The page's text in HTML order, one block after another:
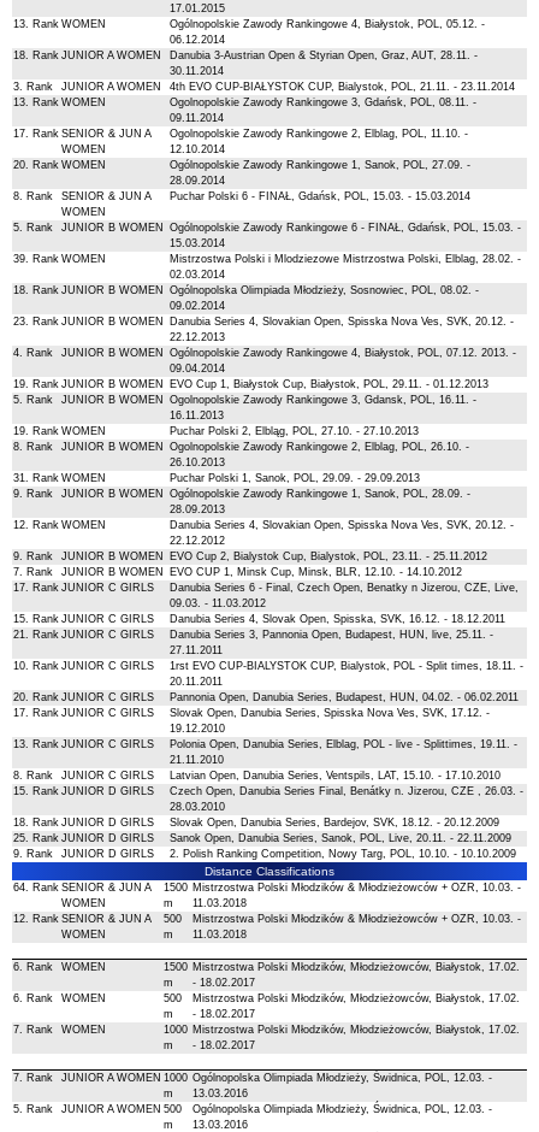
17.01.2015
13. Rank WOMEN
Ogólnopolskie Zawody Rankingowe 4, Białystok, POL, 05.12. -
06.12.2014
18. Rank JUNIOR A WOMEN
Danubia 3-Austrian Open & Styrian Open, Graz, AUT, 28.11. -
30.11.2014
3. Rank
JUNIOR A WOMEN
4th EVO CUP-BIAŁYSTOK CUP, Bialystok, POL, 21.11. - 23.11.2014
13. Rank WOMEN
Ogolnopolskie Zawody Rankingowe 3, Gdańsk, POL, 08.11. -
09.11.2014
17. Rank SENIOR & JUN A
WOMEN
Ogolnopolskie Zawody Rankingowe 2, Elblag, POL, 11.10. -
12.10.2014
20. Rank WOMEN
Ogólnopolskie Zawody Rankingowe 1, Sanok, POL, 27.09. -
28.09.2014
8. Rank
SENIOR & JUN A
WOMEN
Puchar Polski 6 - FINAŁ, Gdańsk, POL, 15.03. - 15.03.2014
5. Rank JUNIOR B WOMEN
Ogólnopolskie Zawody Rankingowe 6 - FINAŁ, Gdańsk, POL, 15.03. -
15.03.2014
39. Rank WOMEN
Mistrzostwa Polski i Mlodziezowe Mistrzostwa Polski, Elblag, 28.02. -
02.03.2014
18. Rank JUNIOR B WOMEN
Ogólnopolska Olimpiada Młodzieży, Sosnowiec, POL, 08.02. -
09.02.2014
23. Rank JUNIOR B WOMEN
Danubia Series 4, Slovakian Open, Spisska Nova Ves, SVK, 20.12. -
22.12.2013
4. Rank
JUNIOR B WOMEN
Ogólnopolskie Zawody Rankingowe 4, Białystok, POL, 07.12. 2013. -
09.04.2014
19. Rank JUNIOR B WOMEN
EVO Cup 1, Białystok Cup, Białystok, POL, 29.11. - 01.12.2013
5. Rank
JUNIOR B WOMEN
Ogolnopolskie Zawody Rankingowe 3, Gdansk, POL, 16.11. -
16.11.2013
19. Rank WOMEN
Puchar Polski 2, Elbląg, POL, 27.10. - 27.10.2013
8. Rank
JUNIOR B WOMEN
Ogolnopolskie Zawody Rankingowe 2, Elblag, POL, 26.10. -
26.10.2013
31. Rank WOMEN
Puchar Polski 1, Sanok, POL, 29.09. - 29.09.2013
9. Rank
JUNIOR B WOMEN
Ogólnopolskie Zawody Rankingowe 1, Sanok, POL, 28.09. -
28.09.2013
12. Rank WOMEN
Danubia Series 4, Slovakian Open, Spisska Nova Ves, SVK, 20.12. -
22.12.2012
9. Rank
JUNIOR B WOMEN
EVO Cup 2, Bialystok Cup, Bialystok, POL, 23.11. - 25.11.2012
7. Rank
JUNIOR B WOMEN
EVO CUP 1, Minsk Cup, Minsk, BLR, 12.10. - 14.10.2012
17. Rank JUNIOR C GIRLS
Danubia Series 6 - Final, Czech Open, Benatky n Jizerou, CZE, Live,
09.03. - 11.03.2012
15. Rank JUNIOR C GIRLS
Danubia Series 4, Slovak Open, Spisska, SVK, 16.12. - 18.12.2011
21. Rank JUNIOR C GIRLS
Danubia Series 3, Pannonia Open, Budapest, HUN, live, 25.11. -
27.11.2011
10. Rank JUNIOR C GIRLS
1rst EVO CUP-BIALYSTOK CUP, Bialystok, POL - Split times, 18.11. -
20.11.2011
20. Rank JUNIOR C GIRLS
Pannonia Open, Danubia Series, Budapest, HUN, 04.02. - 06.02.2011
17. Rank JUNIOR C GIRLS
Slovak Open, Danubia Series, Spisska Nova Ves, SVK, 17.12. -
19.12.2010
13. Rank JUNIOR C GIRLS
Polonia Open, Danubia Series, Elblag, POL - live - Splittimes, 19.11. -
21.11.2010
8. Rank
JUNIOR C GIRLS
Latvian Open, Danubia Series, Ventspils, LAT, 15.10. - 17.10.2010
15. Rank JUNIOR D GIRLS
Czech Open, Danubia Series Final, Benátky n. Jizerou, CZE , 26.03. -
28.03.2010
18. Rank JUNIOR D GIRLS
Slovak Open, Danubia Series, Bardejov, SVK, 18.12. - 20.12.2009
25. Rank JUNIOR D GIRLS
Sanok Open, Danubia Series, Sanok, POL, Live, 20.11. - 22.11.2009
9. Rank
JUNIOR D GIRLS 2. Polish Ranking Competition, Nowy Targ, POL, 10.10. - 10.10.2009
Distance Classifications
64. Rank SENIOR & JUN A
WOMEN
1500
m
Mistrzostwa Polski Młodzików & Młodzieżowców + OZR, 10.03. -
11.03.2018
12. Rank SENIOR & JUN A
WOMEN
500
m
Mistrzostwa Polski Młodzików & Młodzieżowców + OZR, 10.03. -
11.03.2018
6. Rank WOMEN
1500
m
Mistrzostwa Polski Młodzików, Młodzieżowców, Białystok, 17.02.
- 18.02.2017
6. Rank
WOMEN
500
m
Mistrzostwa Polski Młodzików, Młodzieżowców, Białystok, 17.02.
- 18.02.2017
7. Rank
WOMEN
1000
m
Mistrzostwa Polski Młodzików, Młodzieżowców, Białystok, 17.02.
- 18.02.2017
7. Rank JUNIOR A WOMEN 1000
m
Ogólnopolska Olimpiada Młodzieży, Świdnica, POL, 12.03. -
13.03.2016
5. Rank
JUNIOR A WOMEN 500
m
Ogólnopolska Olimpiada Młodzieży, Świdnica, POL, 12.03. -
13.03.2016